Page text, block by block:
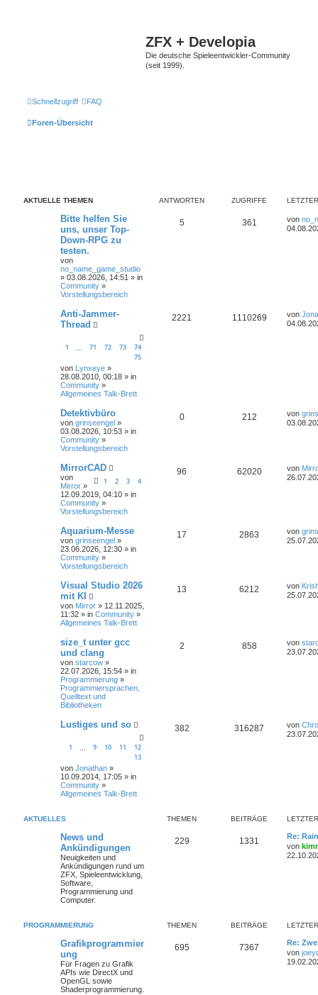
ZFX + Developia
Die deutsche Spieleentwickler-Community
(seit 1999).
Schnellzugriff FAQ
Foren-Übersicht
AKTUELLE THEMEN ANTWORTEN ZUGRIFFE
Bitte helfen Sie
uns, unser Top-
Down-RPG zu
testen.
von
no_name_game_studio
» 03.08.2026, 14:51 » in
Community »
Vorstellungsbereich
5 361 von
Anti-Jammer-
Thread
1 71 72 73
74
75
von Lynxeye »
28.08.2010, 00:18 » in
Community »
Allgemeines Talk-Brett
2221 1110269 von
Detektivbüro
von grinseengel »
03.08.2026, 10:53 » in
Community »
Vorstellungsbereich
0 212 von
MirrorCAD
1 2 3 4
von
Mirror »
12.09.2019, 04:10 » in
Community »
Vorstellungsbereich
96 62020 von
Aquarium-Messe
von grinseengel »
23.06.2026, 12:30 » in
Community »
Vorstellungsbereich
17 2863 von
Visual Studio 2026
mit KI
von Mirror » 12.11.2025,
11:32 » in Community »
Allgemeines Talk-Brett
13 6212 von
size_t unter gcc
und clang
von starcow »
22.07.2026, 15:54 » in
Programmierung »
Programmiersprachen,
Quelltext und
Bibliotheken
2 858 von
Lustiges und so
1 9 10 11
12
13
von Jonathan »
10.09.2014, 17:05 » in
Community »
Allgemeines Talk-Brett
382 316287 von
AKTUELLES THEMEN BEITRÄGE
News und
Ankündigungen
Neuigkeiten und
Ankündigungen rund um
ZFX, Spieleentwicklung,
Software,
Programmierung und
Computer.
229 1331
Re:
von
PROGRAMMIERUNG THEMEN BEITRÄGE
Grafikprogrammier
ung
Für Fragen zu Grafik
APIs wie DirectX und
OpenGL sowie
Shaderprogrammierung.
695 7367
Re:
von